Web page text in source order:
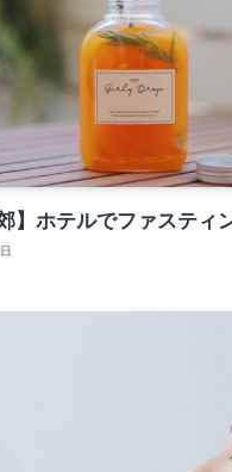
】ホテルでファスティ